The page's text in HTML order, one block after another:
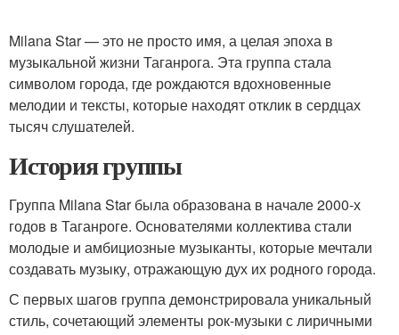
Milana Star — это не просто имя, а целая эпоха в
музыкальной жизни Таганрога. Эта группа стала
символом города, где рождаются вдохновенные
мелодии и тексты, которые находят отклик в сердцах
тысяч слушателей.
История группы
Группа Milana Star была образована в начале 2000-х
годов в Таганроге. Основателями коллектива стали
молодые и амбициозные музыканты, которые мечтали
создавать музыку, отражающую дух их родного города.
С первых шагов группа демонстрировала уникальный
стиль, сочетающий элементы рок-музыки с лиричными